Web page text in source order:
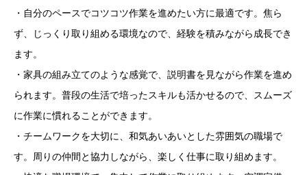
・自分のペースでコツコツ作業を進めたい方に最適です。焦ら
ず、じっくり取り組める環境なので、経験を積みながら成長でき
ます。
・家具の組み立てのような感覚で、説明書を見ながら作業を進め
られます。普段の生活で培ったスキルも活かせるので、スムーズ
に作業に慣れることができます。
・チームワークを大切に、和気あいあいとした雰囲気の職場で
す。周りの仲間と協力しながら、楽しく仕事に取り組めます。